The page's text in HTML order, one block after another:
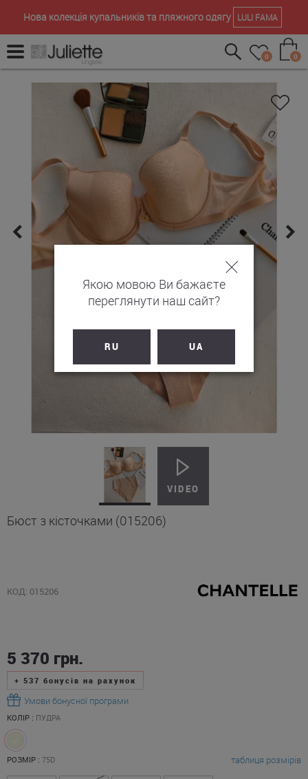
Нова колекція купальників та пляжного одягу LULI FAMA
0 0
Бюст з кісточками (015206)
КОД: 015206
5 370 грн.
+ 537 бонусів на рахунок
Умови бонусної програми
КОЛІР : ПУДРА
РОЗМІР : 75D таблиця розмірів
Якою мовою Ви бажаєте
переглянути наш сайт?
RU UA